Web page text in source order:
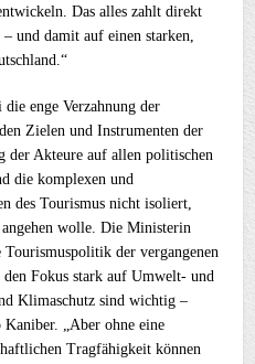
Das alles zahlt direkt
und damit auf einen starken,
enge Verzahnung der
Zielen und Instrumenten der
der Akteure auf allen politischen
die komplexen und
des Tourismus nicht isoliert,
wolle. Die Ministerin
der vergangenen
Fokus stark auf Umwelt- und
Klimaschutz sind wichtig –
„Aber ohne eine
Tragfähigkeit können